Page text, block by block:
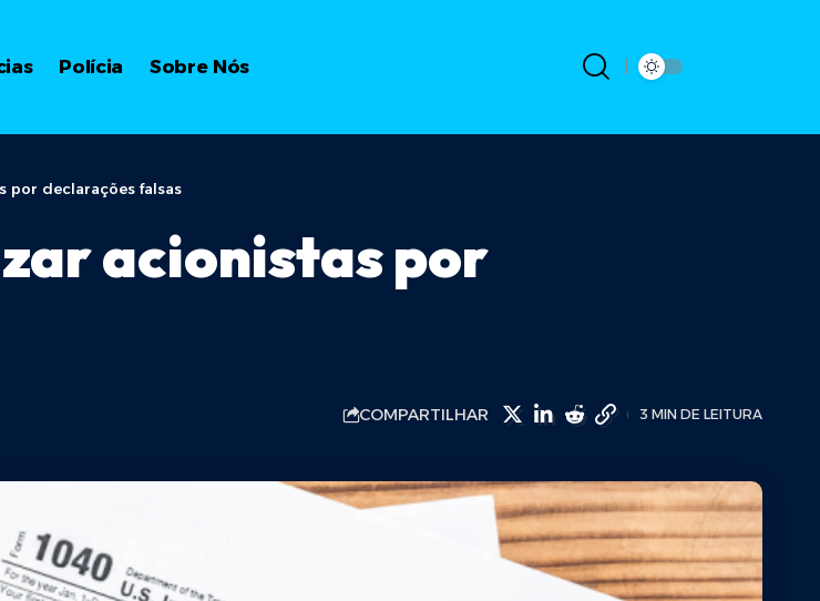
Polícia Sobre Nós
por declarações falsas
acionistas por
COMPARTILHAR 3 MIN DE LEITURA